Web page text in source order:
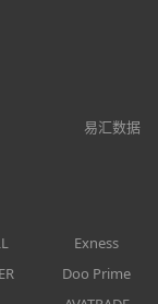
易汇数据
Exness
Doo Prime